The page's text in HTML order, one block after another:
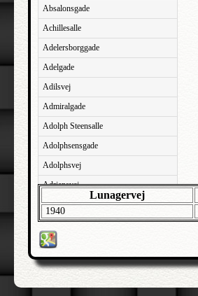
Absalonsgade
Achillesalle
Adelersborggade
Adelgade
Adilsvej
Admiralgade
Adolph Steensalle
Adolphsensgade
Adolphsvej
Adriansvej
Aftenbakken
Agavevej
Agerlandsvej
Agermosen
Lunagervej
1940